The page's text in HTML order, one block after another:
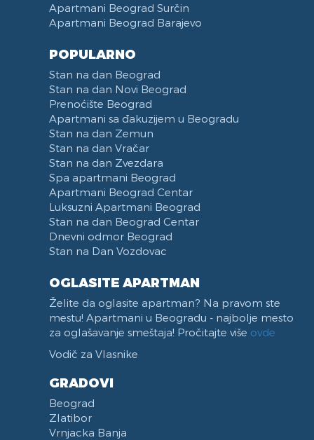
Apartmani Beograd Surčin
Apartmani Beograd Barajevo
POPULARNO
Stan na dan Beograd
Stan na dan Novi Beograd
Prenoćište Beograd
Apartmani sa đakuzijem u Beogradu
Stan na dan Zemun
Stan na dan Vračar
Stan na dan Zvezdara
Spa apartmani Beograd
Apartmani Beograd Centar
Luksuzni Apartmani Beograd
Stan na dan Beograd Centar
Dnevni odmor Beograd
Stan na Dan Vozdovac
OGLASITE APARTMAN
Želite da oglasite apartman? Na pravom ste
mestu! Apartmani u Beogradu - najbolje mesto
za oglašavanje smeštaja! Pročitajte više ovde
Vodič za Vlasnike
GRADOVI
Beograd
Zlatibor
Vrnjacka Banja